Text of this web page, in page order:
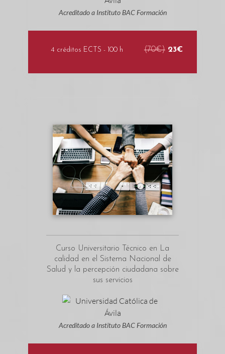
Acreditado a Instituto BAC Formación
4 créditos ECTS - 100 h (70€) 23€
Curso Universitario Técnico en La
calidad en el Sistema Nacional de
Salud y la percepción ciudadana sobre
sus servicios
Acreditado a Instituto BAC Formación